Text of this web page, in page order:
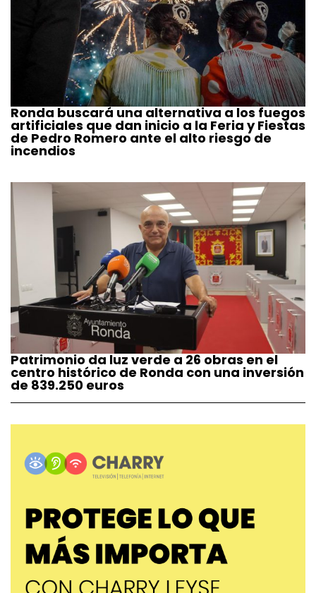
Ronda buscará una alternativa a los fuegos
artificiales que dan inicio a la Feria y Fiestas
de Pedro Romero ante el alto riesgo de
incendios
Patrimonio da luz verde a 26 obras en el
centro histórico de Ronda con una inversión
de 839.250 euros